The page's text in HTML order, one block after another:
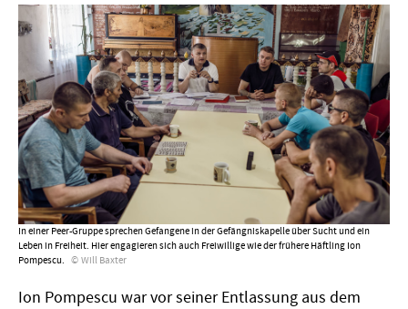
In einer Peer-Gruppe sprechen Gefangene in der Gefängniskapelle über Sucht und ein
Leben in Freiheit. Hier engagieren sich auch Freiwillige wie der frühere Häftling Ion
Pompescu.
Will Baxter
Ion Pompescu war vor seiner Entlassung aus dem